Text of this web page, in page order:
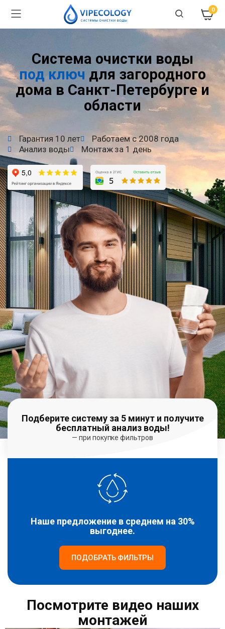
0
Система очистки воды
под ключ для загородного
дома в Санкт-Петербурге и
области
Гарантия 10 лет
Работаем с 2008 года
Анализ воды
Монтаж за 1 день
Подберите систему за 5 минут и получите
бесплатный анализ воды!
— при покупке фильтров
Наше предложение в среднем на 30%
выгоднее.
ПОДОБРАТЬ ФИЛЬТРЫ
Посмотрите видео наших
монтажей